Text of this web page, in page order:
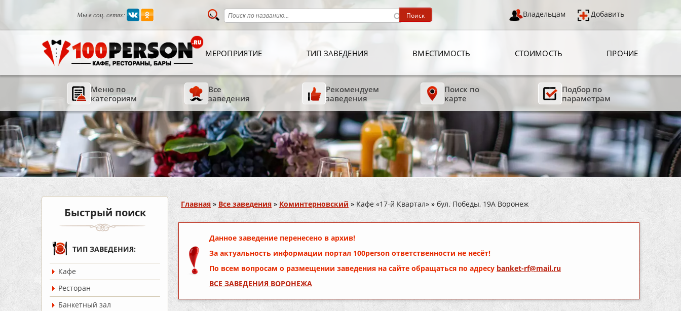
Мы в соц. сетях: Владельцам Добавить
МЕРОПРИЯТИЕ ТИП ЗАВЕДЕНИЯ ВМЕСТИМОСТЬ СТОИМОСТЬ ПРОЧИЕ
Меню по
категориям
Все
заведения
Рекомендуем
заведения
Поиск по
карте
Подбор по
параметрам
Быстрый поиск
ТИП ЗАВЕДЕНИЯ:
Кафе
Ресторан
Банкетный зал
Вы здесь
Главная » Все заведения » Коминтерновский » Кафе «17-й Квартал» » бул. Победы, 19А Воронеж
Данное заведение перенесено в архив!
За актуальность информации портал 100person ответственности не несёт!
По всем вопросам о размещении заведения на сайте обращаться по адресу banket-rf@mail.ru
ВСЕ ЗАВЕДЕНИЯ ВОРОНЕЖА